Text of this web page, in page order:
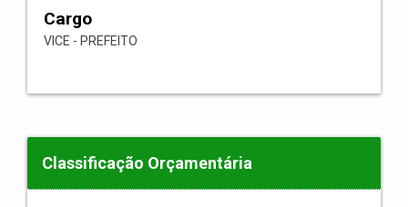
Cargo
VICE - PREFEITO
Classificação Orçamentária